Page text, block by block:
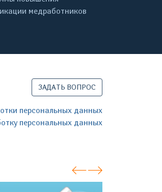
медработников
ЗАДАТЬ ВОПРОС
персональных данных
персональных данных